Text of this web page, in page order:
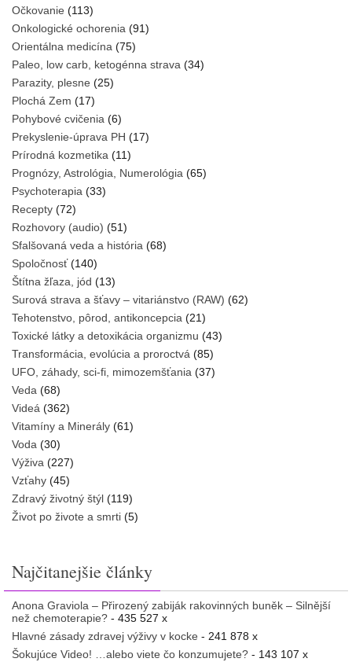
Očkovanie (113)
Onkologické ochorenia (91)
Orientálna medicína (75)
Paleo, low carb, ketogénna strava (34)
Parazity, plesne (25)
Plochá Zem (17)
Pohybové cvičenia (6)
Prekyslenie-úprava PH (17)
Prírodná kozmetika (11)
Prognózy, Astrológia, Numerológia (65)
Psychoterapia (33)
Recepty (72)
Rozhovory (audio) (51)
Sfalšovaná veda a história (68)
Spoločnosť(140)
Štítna žľaza, jód (13)
Surová strava a šťavy – vitariánstvo (RAW) (62)
Tehotenstvo, pôrod, antikoncepcia (21)
Toxické látky a detoxikácia organizmu (43)
Transformácia, evolúcia a proroctvá (85)
UFO, záhady, sci-fi, mimozemšťania (37)
Veda (68)
Videá (362)
Vitamíny a Minerály (61)
Voda (30)
Výživa (227)
Vzťahy (45)
Zdravý životný štýl (119)
Život po živote a smrti (5)
Najčitanejšie články
Anona Graviola – Přirozený zabiják rakovinných buněk – Silnější
než chemoterapie? - 435 527 x
Hlavné zásady zdravej výživy v kocke - 241 878 x
Šokujúce Video! …alebo viete čo konzumujete? - 143 107 x